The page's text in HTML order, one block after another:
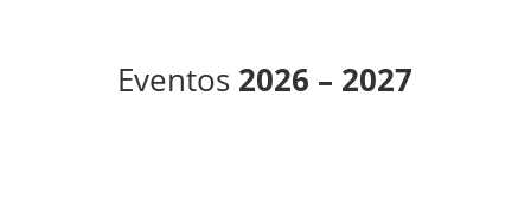
Eventos 2026 – 2027